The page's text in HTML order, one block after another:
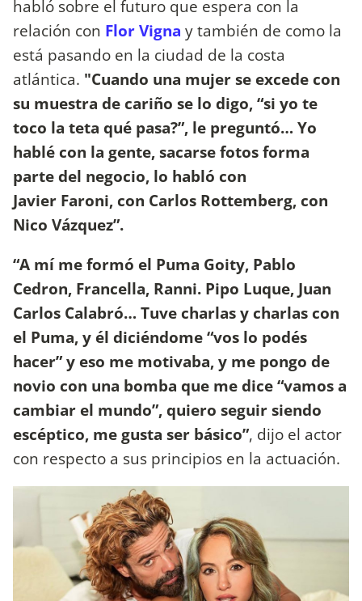
habló sobre el futuro que espera con la
relación con Flor Vigna y también de como la
está pasando en la ciudad de la costa
atlántica. "Cuando una mujer se excede con
su muestra de cariño se lo digo, “si yo te
toco la teta qué pasa?”, le preguntó… Yo
hablé con la gente, sacarse fotos forma
parte del negocio, lo habló con
Javier Faroni, con Carlos Rottemberg, con
Nico Vázquez”.
“A mí me formó el Puma Goity, Pablo
Cedron, Francella, Ranni. Pipo Luque, Juan
Carlos Calabró… Tuve charlas y charlas con
el Puma, y él diciéndome “vos lo podés
hacer” y eso me motivaba, y me pongo de
novio con una bomba que me dice “vamos a
cambiar el mundo”, quiero seguir siendo
escéptico, me gusta ser básico”, dijo el actor
con respecto a sus principios en la actuación.